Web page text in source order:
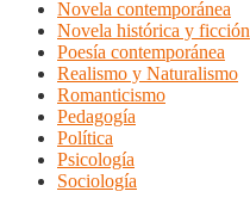
Novela contemporánea
Novela histórica y ficción
Poesía contemporánea
Realismo y Naturalismo
Romanticismo
Pedagogía
Política
Psicología
Sociología